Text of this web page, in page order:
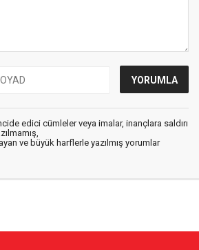
edici cümleler veya imalar, inançlara saldırı
ve büyük harflerle yazılmış yorumlar